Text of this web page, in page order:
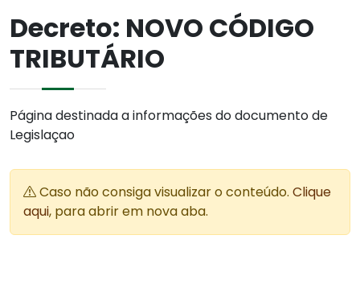
Decreto: NOVO CÓDIGO
TRIBUTÁRIO
Página destinada a informações do documento de
Legislaçao
Caso não consiga visualizar o conteúdo. Clique
aqui, para abrir em nova aba.